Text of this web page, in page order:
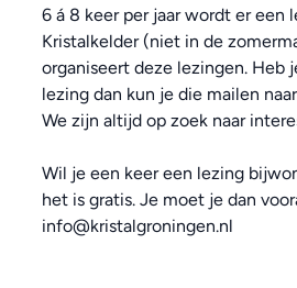
6 á 8 keer per jaar wordt er een
Kristalkelder (niet in de
organiseert deze lezingen. Heb
lezing dan kun je die mailen
We zijn altijd op zoek naar
Wil je een keer een lezing
het is gratis. Je moet je dan
info@kristalgroningen.nl